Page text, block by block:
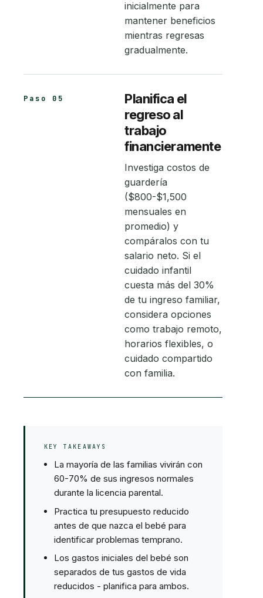
inicialmente para
mantener beneficios
mientras regresas
gradualmente.
Paso 05
Planifica el
regreso al
trabajo
financieramente
Investiga costos de
guardería
($800-$1,500
mensuales en
promedio) y
compáralos con tu
salario neto. Si el
cuidado infantil
cuesta más del 30%
de tu ingreso familiar,
considera opciones
como trabajo remoto,
horarios flexibles, o
cuidado compartido
con familia.
KEY TAKEAWAYS
La mayoría de las familias vivirán con
60-70% de sus ingresos normales
durante la licencia parental.
Practica tu presupuesto reducido
antes de que nazca el bebé para
identificar problemas temprano.
Los gastos iniciales del bebé son
separados de tus gastos de vida
reducidos - planifica para ambos.